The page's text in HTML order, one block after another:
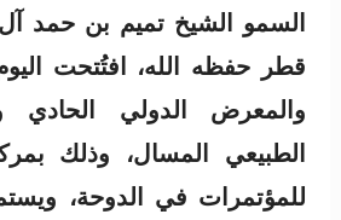
السمو الشيخ تميم بن حمد آل
قطر حفظه الله، افتُتحت
والمعرض الدولي الحادي
الطبيعي المسال، وذلك
للمؤتمرات في الدوحة،